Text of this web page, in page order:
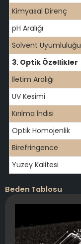
Kimyasal Direnç
pH Aralığı
Solvent Uyumluluğu
3. Optik Özellikler
İletim Aralığı
UV Kesimi
Kırılma İndisi
Optik Homojenlik
Birefringence
Yüzey Kalitesi
Beden Tablosu